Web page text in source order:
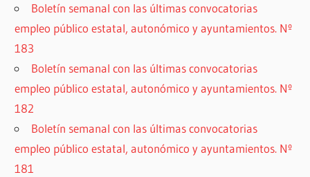
Boletín semanal con las últimas convocatorias
empleo público estatal, autonómico y ayuntamientos. Nº
183
Boletín semanal con las últimas convocatorias
empleo público estatal, autonómico y ayuntamientos. Nº
182
Boletín semanal con las últimas convocatorias
empleo público estatal, autonómico y ayuntamientos. Nº
181